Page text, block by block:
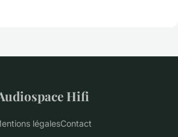
Hifi
légalesContact